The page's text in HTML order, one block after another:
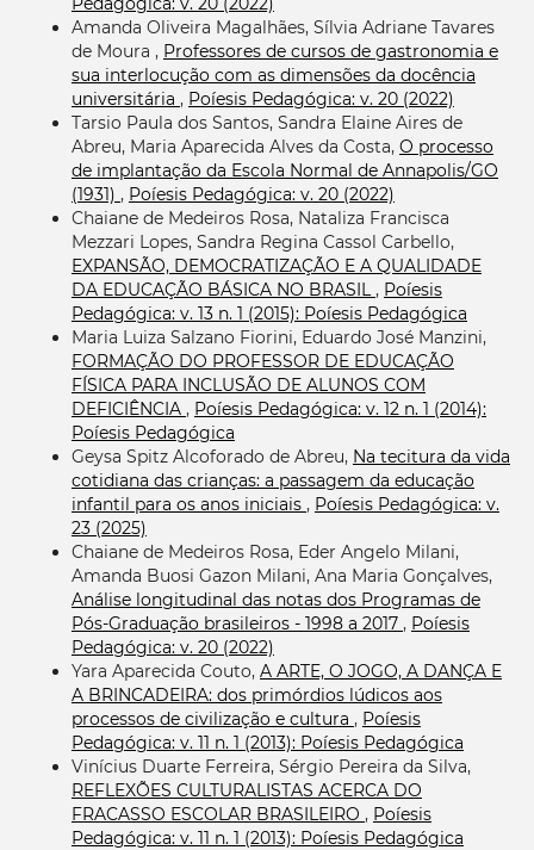
Amanda Oliveira Magalhães, Sílvia Adriane Tavares
de Moura , Professores de cursos de gastronomia e
sua interlocução com as dimensões da docência
universitária , Poíesis Pedagógica: v. 20 (2022)
Tarsio Paula dos Santos, Sandra Elaine Aires de
Abreu, Maria Aparecida Alves da Costa, O processo
de implantação da Escola Normal de Annapolis/GO
(1931) , Poíesis Pedagógica: v. 20 (2022)
Chaiane de Medeiros Rosa, Nataliza Francisca
Mezzari Lopes, Sandra Regina Cassol Carbello,
EXPANSÃO, DEMOCRATIZAÇÃO E A QUALIDADE
DA EDUCAÇÃO BÁSICA NO BRASIL, Poíesis
Pedagógica: v. 13 n. 1 (2015): Poíesis Pedagógica
Maria Luiza Salzano Fiorini, Eduardo José Manzini,
FORMAÇÃO DO PROFESSOR DE EDUCAÇÃO
FÍSICA PARA INCLUSÃO DE ALUNOS COM
DEFICIÊNCIA , Poíesis Pedagógica: v. 12 n. 1 (2014):
Poíesis Pedagógica
Geysa Spitz Alcoforado de Abreu, Na tecitura da vida
cotidiana das crianças: a passagem da educação
infantil para os anos iniciais , Poíesis Pedagógica: v.
23 (2025)
Chaiane de Medeiros Rosa, Eder Angelo Milani,
Amanda Buosi Gazon Milani, Ana Maria Gonçalves,
Análise longitudinal das notas dos Programas de
Pós-Graduação brasileiros - 1998 a 2017 , Poíesis
Pedagógica: v. 20 (2022)
Yara Aparecida Couto, A ARTE, O JOGO, A DANÇA E
A BRINCADEIRA: dos primórdios lúdicos aos
processos de civilização e cultura , Poíesis
Pedagógica: v. 11 n. 1 (2013): Poíesis Pedagógica
Vinícius Duarte Ferreira, Sérgio Pereira da Silva,
REFLEXÕES CULTURALISTAS ACERCA DO
FRACASSO ESCOLAR BRASILEIRO , Poíesis
Pedagógica: v. 11 n. 1 (2013): Poíesis Pedagógica